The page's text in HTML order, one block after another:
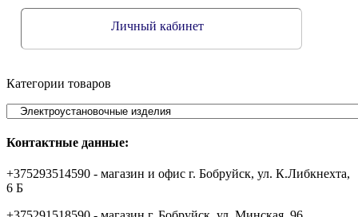
Личный кабинет
Категории товаров
Контактные данные:
+375293514590 - магазин и офис г. Бобруйск, ул. К.Либкнехта,
6 Б